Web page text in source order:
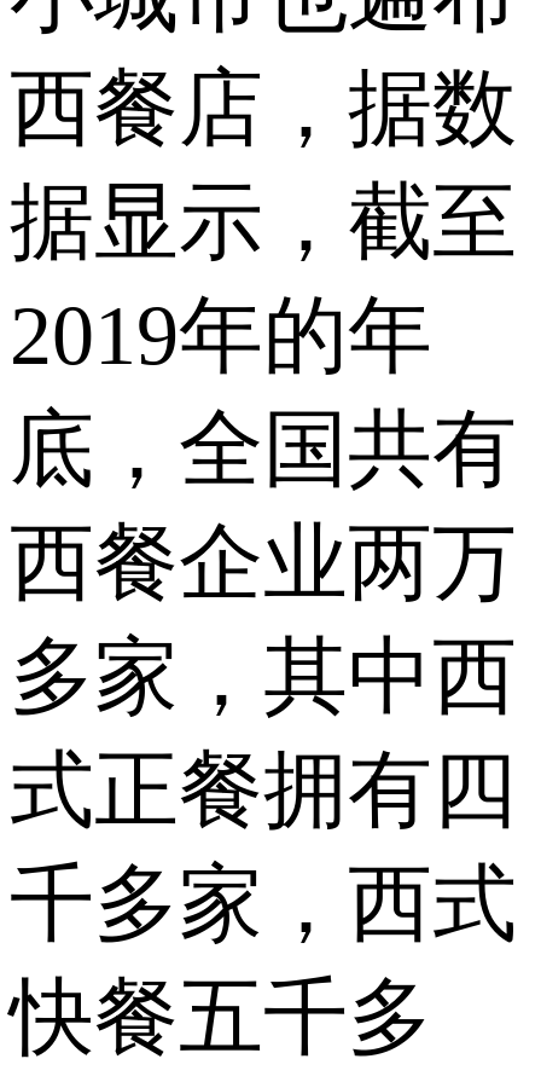
西餐店，据数
据显示，截至
2019年的年
底，全国共有
西餐企业两万
多家，其中西
式正餐拥有四
千多家，西式
快餐五千多